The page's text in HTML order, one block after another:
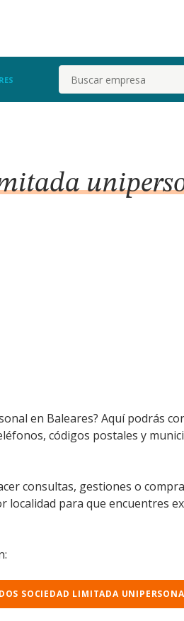
Buscar
en Baleares? Aquí podrás
códigos postales y
consultas, gestiones o
para que encuentres
SOCIEDAD LIMITADA